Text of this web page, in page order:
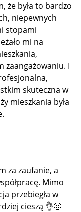
że była to bardzo
niepewnych
stopami
mi na
zaangażowaniu. I
skuteczna w
mieszkania była
za zaufanie, a
Mimo
przebiegła w
cieszą 👌🙂